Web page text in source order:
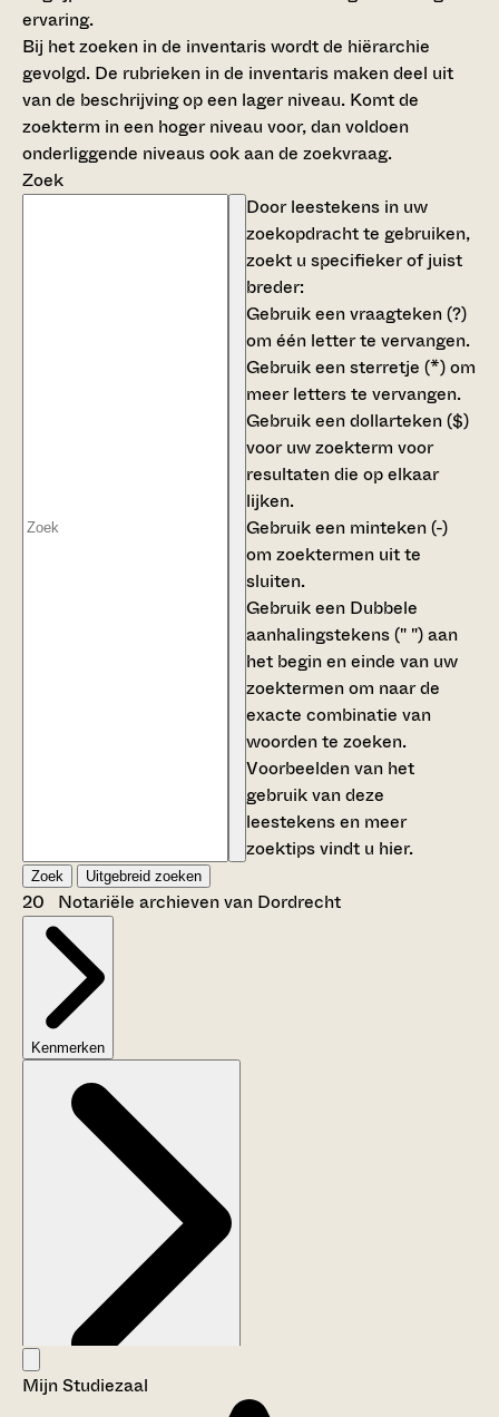
ervaring.
Bij het zoeken in de inventaris wordt de hiërarchie
gevolgd. De rubrieken in de inventaris maken deel uit
van de beschrijving op een lager niveau. Komt de
zoekterm in een hoger niveau voor, dan voldoen
onderliggende niveaus ook aan de zoekvraag.
Zoek
Door leestekens in uw
zoekopdracht te gebruiken,
zoekt u specifieker of juist
breder:
Gebruik eenvraagteken (?)
om één letter te vervangen.
Gebruik eensterretje (*)om
meer letters te vervangen.
Gebruik eendollarteken ($)
voor uw zoekterm voor
resultaten die op elkaar
lijken.
Gebruik een minteken (-)
om zoektermen uit te
sluiten.
Gebruik een Dubbele
aanhalingstekens (" ")aan
het begin en einde van uw
zoektermen om naar de
exacte combinatie van
woorden te zoeken.
Voorbeelden van het
gebruik van deze
leestekens en meer
zoektips vindt u hier.
Zoek Uitgebreid zoeken
20 Notariële archieven van Dordrecht
Kenmerken
Aanwijzingen voor de gebruiker
Mijn Studiezaal